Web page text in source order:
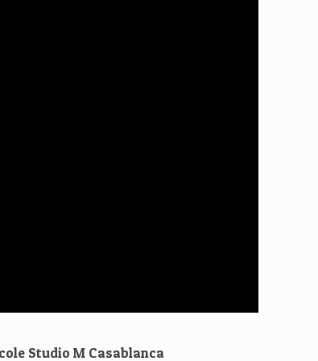
Studio M Casablanca